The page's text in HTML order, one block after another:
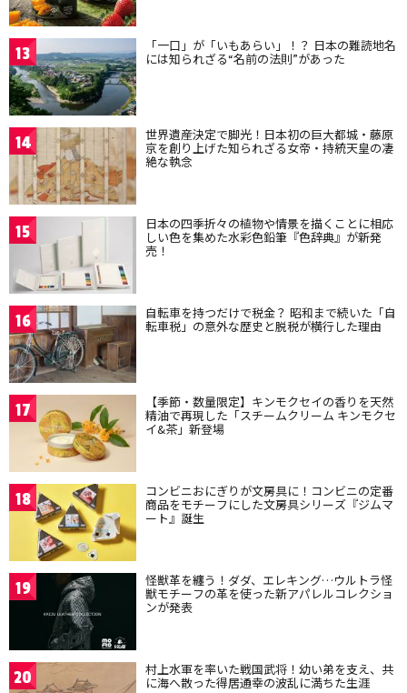
13 「一口」が「いもあらい」！？ 日本の難読地名
には知られざる“名前の法則”があった
14 世界遺産決定で脚光！日本初の巨大都城・藤原
京を創り上げた知られざる女帝・持統天皇の凄
絶な執念
15 日本の四季折々の植物や情景を描くことに相応
しい色を集めた水彩色鉛筆『色辞典』が新発
売！
16 自転車を持つだけで税金？ 昭和まで続いた「自
転車税」の意外な歴史と脱税が横行した理由
17 【季節・数量限定】キンモクセイの香りを天然
精油で再現した「スチームクリーム キンモクセ
イ&茶」新登場
18 コンビニおにぎりが文房具に！コンビニの定番
商品をモチーフにした文房具シリーズ『ジムマ
ート』誕生
19 怪獣革を纏う！ダダ、エレキング…ウルトラ怪
獣モチーフの革を使った新アパレルコレクショ
ンが発表
20 村上水軍を率いた戦国武将！幼い弟を支え、共
に海へ散った得居通幸の波乱に満ちた生涯